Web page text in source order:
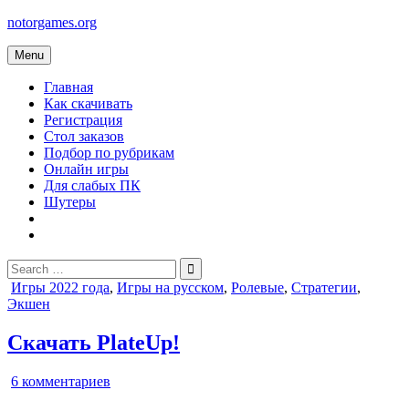
Skip
content
notorgames.org
Menu
Главная
Как скачивать
Регистрация
Стол заказов
Подбор по рубрикам
Онлайн игры
Для слабых ПК
Шутеры
Search
for:
Posted
in
Игры 2022 года, Игры на русском, Ролевые, Стратегии,
Экшен
Скачать PlateUp!
6 комментариев